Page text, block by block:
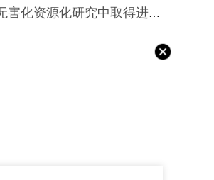
地化所在喀斯特区磷石膏固废无害化资源化研究中取得进展_当前快报